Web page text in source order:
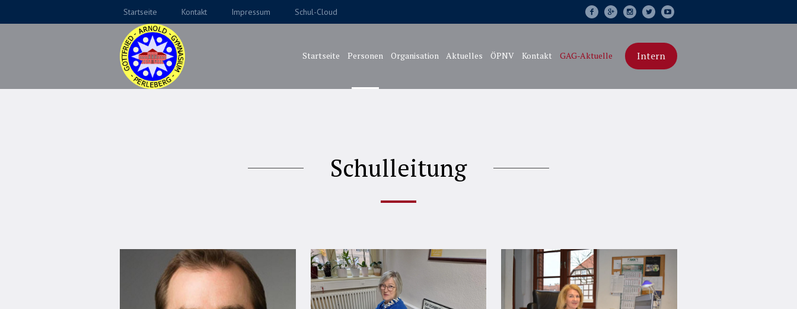
Startseite Kontakt Impressum Schul-Cloud
Intern
Startseite Personen Organisation Aktuelles ÖPNV Kontakt GAG-Aktuelle
Schulleitung